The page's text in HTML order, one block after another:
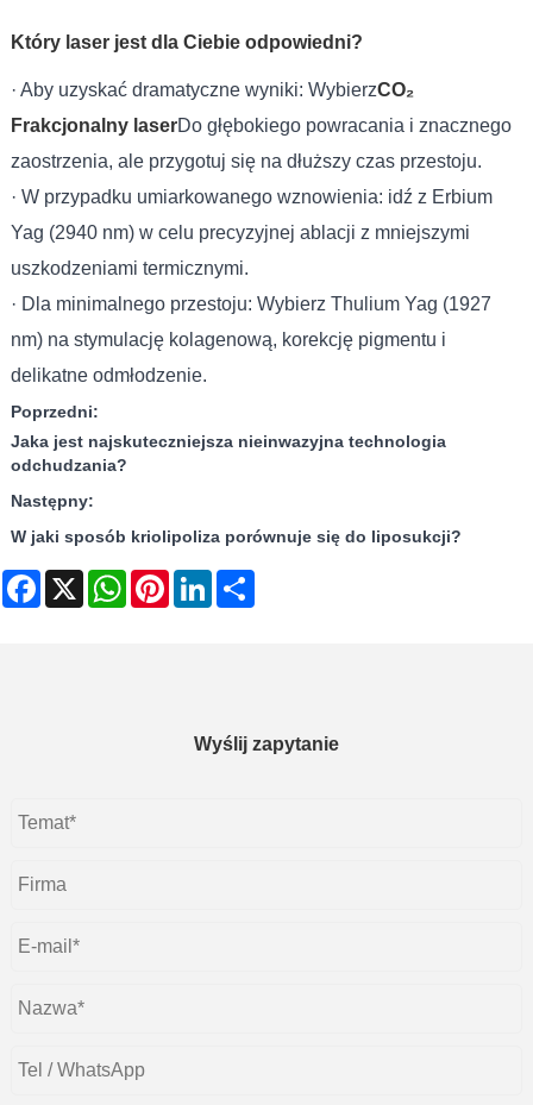
Który laser jest dla Ciebie odpowiedni?
· Aby uzyskać dramatyczne wyniki: WybierzCO₂
Frakcjonalny laserDo głębokiego powracania i znacznego
zaostrzenia, ale przygotuj się na dłuższy czas przestoju.
· W przypadku umiarkowanego wznowienia: idź z Erbium
Yag (2940 nm) w celu precyzyjnej ablacji z mniejszymi
uszkodzeniami termicznymi.
· Dla minimalnego przestoju: Wybierz Thulium Yag (1927
nm) na stymulację kolagenową, korekcję pigmentu i
delikatne odmłodzenie.
Poprzedni:
Jaka jest najskuteczniejsza nieinwazyjna technologia
odchudzania?
Następny:
W jaki sposób kriolipoliza porównuje się do liposukcji?
Facebook
X WhatsAppPinterestLinkedIn
Wyślij zapytanie